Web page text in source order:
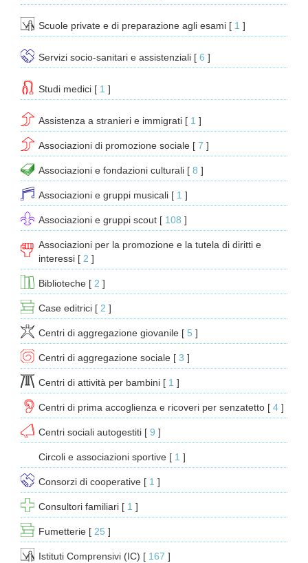
Scuole private e di preparazione agli esami [ 1 ]
Servizi socio-sanitari e assistenziali [ 6 ]
Studi medici [ 1 ]
Assistenza a stranieri e immigrati [ 1 ]
Associazioni di promozione sociale [ 7 ]
Associazioni e fondazioni culturali [ 8 ]
Associazioni e gruppi musicali [ 1 ]
Associazioni e gruppi scout [ 108 ]
Associazioni per la promozione e la tutela di diritti e
interessi [ 2 ]
Biblioteche [ 2 ]
Case editrici [ 2 ]
Centri di aggregazione giovanile [ 5 ]
Centri di aggregazione sociale [ 3 ]
Centri di attività per bambini [ 1 ]
Centri di prima accoglienza e ricoveri per senzatetto [ 4 ]
Centri sociali autogestiti [ 9 ]
Circoli e associazioni sportive [ 1 ]
Consorzi di cooperative [ 1 ]
Consultori familiari [ 1 ]
Fumetterie [ 25 ]
Istituti Comprensivi (IC) [ 167 ]